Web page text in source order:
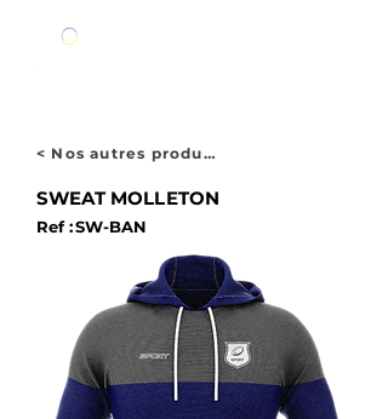
< Nos autres produits
SWEAT MOLLETON
Ref :SW-BAN